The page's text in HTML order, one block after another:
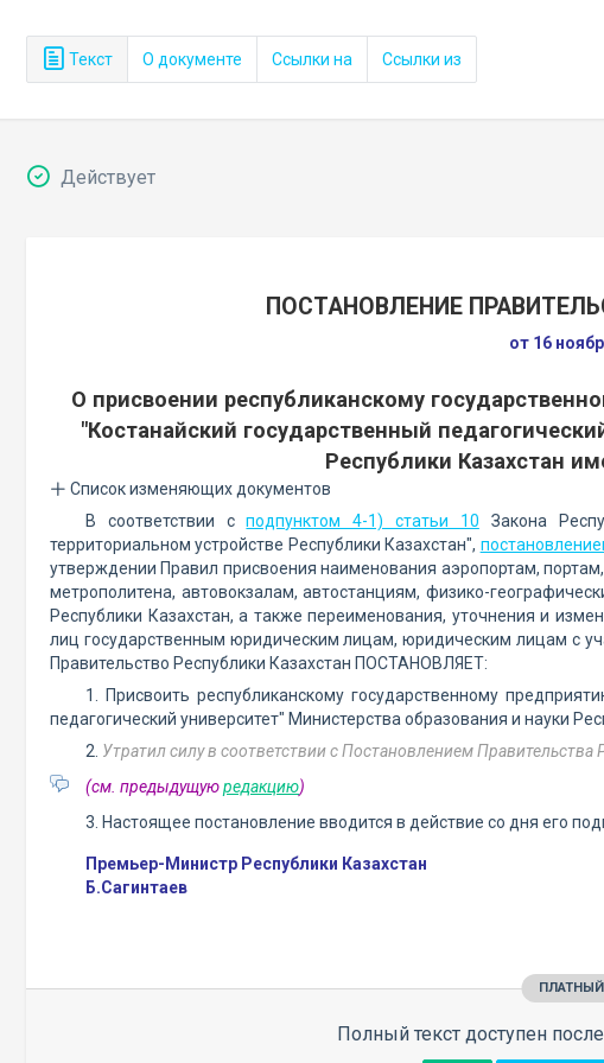
Текст О документе Ссылки на Ссылки из
Действует
ПОСТАНОВЛЕНИЕ
от 16
О присвоении республиканскому
"Костанайский государственный
Республики Казахстан
Список изменяющих документов
В соответствии сподпунктом 4-1) статьи 10 Закона
территориальном устройстве Республики Казахстан",
утверждении Правил присвоения наименования аэропортам,
метрополитена, автовокзалам, автостанциям, физико-
Республики Казахстан, а также переименования, уточнения и
лиц государственным юридическим лицам, юридическим лицам с
Правительство Республики Казахстан ПОСТАНОВЛЯЕТ:
1. Присвоить республиканскому государственному
педагогический университет" Министерства образования и науки
2. Утратил силу в соответствии с Постановлением
(см. предыдущуюредакцию)
3. Настоящее постановление вводится в действие со дня его
Премьер-Министр Республики Казахстан
Б.Сагинтаев
Полный текст доступен